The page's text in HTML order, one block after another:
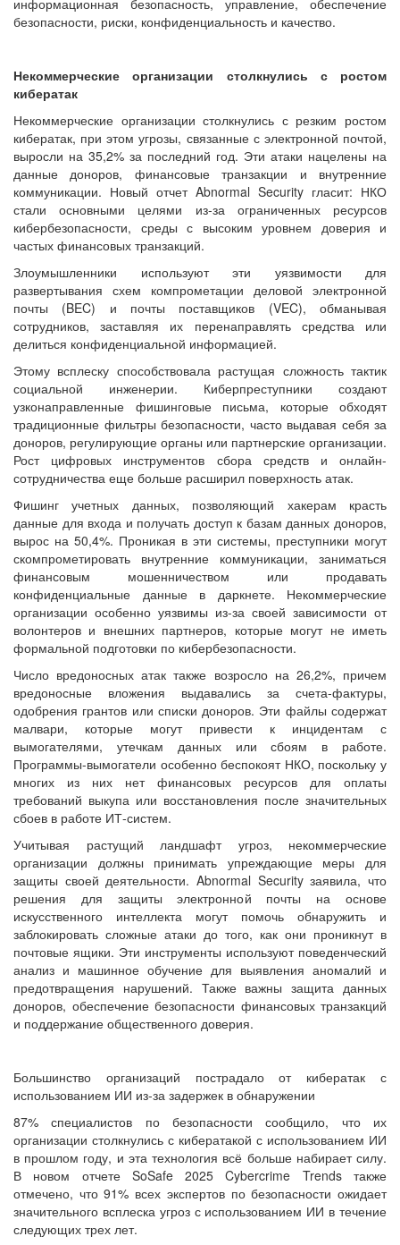
безопасности, риски, конфиденциальность и качество.
Некоммерческие организации столкнулись с ростом
кибератак
Некоммерческие организации столкнулись с резким ростом
кибератак, при этом угрозы, связанные с электронной почтой,
выросли на 35,2% за последний год. Эти атаки нацелены на
данные доноров, финансовые транзакции и внутренние
коммуникации. Новый отчет Abnormal Security гласит: НКО
стали основными целями из-за ограниченных ресурсов
кибербезопасности, среды с высоким уровнем доверия и
частых финансовых транзакций.
Злоумышленники используют эти уязвимости для
развертывания схем компрометации деловой электронной
почты (BEC) и почты поставщиков (VEC), обманывая
сотрудников, заставляя их перенаправлять средства или
делиться конфиденциальной информацией.
Этому всплеску способствовала растущая сложность тактик
социальной инженерии. Киберпреступники создают
узконаправленные фишинговые письма, которые обходят
традиционные фильтры безопасности, часто выдавая себя за
доноров, регулирующие органы или партнерские организации.
Рост цифровых инструментов сбора средств и онлайн-
сотрудничества еще больше расширил поверхность атак.
Фишинг учетных данных, позволяющий хакерам красть
данные для входа и получать доступ к базам данных доноров,
вырос на 50,4%. Проникая в эти системы, преступники могут
скомпрометировать внутренние коммуникации, заниматься
финансовым мошенничеством или продавать
конфиденциальные данные в даркнете. Некоммерческие
организации особенно уязвимы из-за своей зависимости от
волонтеров и внешних партнеров, которые могут не иметь
формальной подготовки по кибербезопасности.
Число вредоносных атак также возросло на 26,2%, причем
вредоносные вложения выдавались за счета-фактуры,
одобрения грантов или списки доноров. Эти файлы содержат
малвари, которые могут привести к инцидентам с
вымогателями, утечкам данных или сбоям в работе.
Программы-вымогатели особенно беспокоят НКО, поскольку у
многих из них нет финансовых ресурсов для оплаты
требований выкупа или восстановления после значительных
сбоев в работе ИТ-систем.
Учитывая растущий ландшафт угроз, некоммерческие
организации должны принимать упреждающие меры для
защиты своей деятельности. Abnormal Security заявила, что
решения для защиты электронной почты на основе
искусственного интеллекта могут помочь обнаружить и
заблокировать сложные атаки до того, как они проникнут в
почтовые ящики. Эти инструменты используют поведенческий
анализ и машинное обучение для выявления аномалий и
предотвращения нарушений. Также важны защита данных
доноров, обеспечение безопасности финансовых транзакций
и поддержание общественного доверия.
Большинство организаций пострадало от кибератак с
использованием ИИ из-за задержек в обнаружении
87% специалистов по безопасности сообщило, что их
организации столкнулись с кибератакой с использованием ИИ
в прошлом году, и эта технология всё больше набирает силу.
В новом отчете SoSafe 2025 Cybercrime Trends также
отмечено, что 91% всех экспертов по безопасности ожидает
значительного всплеска угроз с использованием ИИ в течение
следующих трех лет.